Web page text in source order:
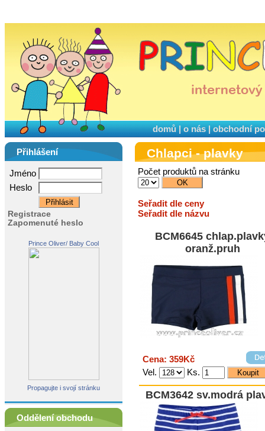
domů|o nás|obchodní
Přihlášení
Jméno
Heslo
Registrace
Zapomenuté heslo
Prince Oliver/ Baby Cool
Propagujte i svojí stránku
Oddělení obchodu
Chlapci - plavky
Počet produktů na stránku
Seřadit dle ceny
Seřadit dle názvu
BCM6645
oranž.pruh
Cena: 359Kč
Vel.
Ks.
BCM3642 sv.modrá